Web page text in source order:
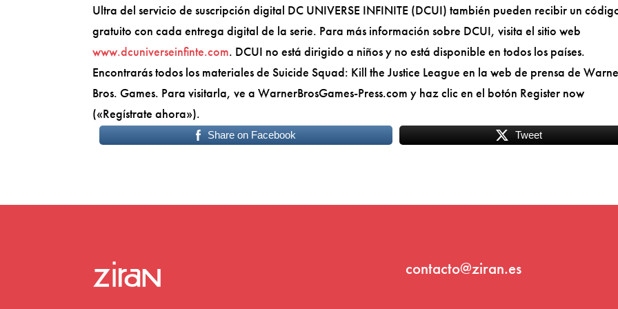
Ultra del servicio de suscripción digital DC UNIVERSE INFINITE (DCUI) también pueden recibir un
gratuito con cada entrega digital de la serie. Para más información sobre DCUI, visita el sitio web
www.dcuniverseinfinte.com. DCUI no está dirigido a niños y no está disponible en todos los países.
Encontrarás todos los materiales de Suicide Squad: Kill the Justice League en la web de prensa de
Bros. Games. Para visitarla, ve a WarnerBrosGames-Press.com y haz clic en el botón Register now
(«Regístrate ahora»).
Share on Facebook Tweet
contacto@ziran.es